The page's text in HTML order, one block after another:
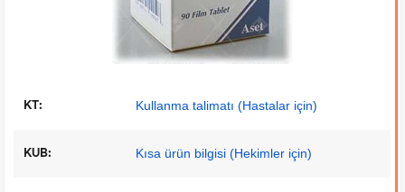
KT: Kullanma talimatı (Hastalar için)
KUB: Kısa ürün bilgisi (Hekimler için)